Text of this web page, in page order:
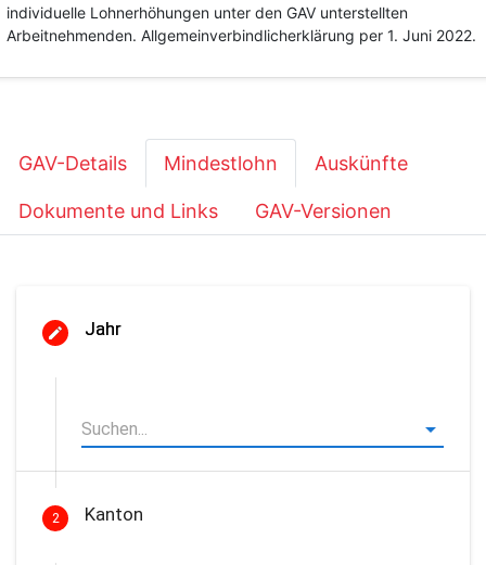
individuelle Lohnerhöhungen unter den GAV unterstellten
Arbeitnehmenden. Allgemeinverbindlicherklärung per 1. Juni 2022.
GAV-Details Mindestlohn Auskünfte
Dokumente und Links GAV-Versionen
Jahr
2 Kanton